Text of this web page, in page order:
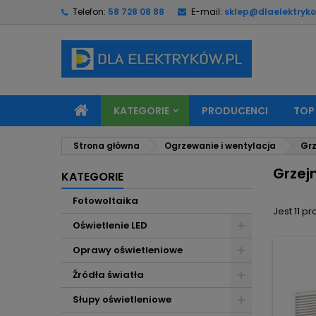
Telefon: 58 728 08 88 E-mail:
KATEGORIE PRODUCENCI
Strona główna Ogrzewanie i wentylacja
KATEGORIE
Fotowoltaika
Oświetlenie LED
Oprawy oświetleniowe
Źródła światła
Słupy oświetleniowe
Jest 11